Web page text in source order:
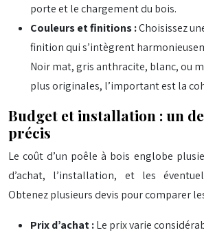
porte et le chargement du bois.
Couleurs et finitions :Choisissez
finition qui s’intègrent
Noir mat, gris anthracite, blanc, ou
plus originales, l’important est la
Budget et installation : un
précis
Le coût d’un poêle à bois englobe
d’achat, l’installation, et les
Obtenez plusieurs devis pour comparer
Prix d’achat :Le prix varie